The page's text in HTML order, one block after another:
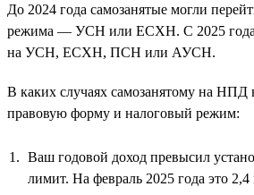
До 2024 года самозанятые могли
режима — УСН или ЕСХН. С 2025 года
на УСН, ЕСХН, ПСН или АУСН.
В каких случаях самозанятому на НПД
правовую форму и налоговый режим:
Ваш годовой доход превысил
лимит. На февраль 2025 года это